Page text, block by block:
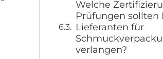
Welche
Prüfungen sollten
Lieferanten für
verlangen?